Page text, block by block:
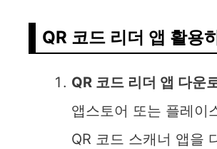
QR 코드 리더 앱 활용
QR 코드 리더 앱 다운
앱스토어 또는 플레이
QR 코드 스캐너 앱을